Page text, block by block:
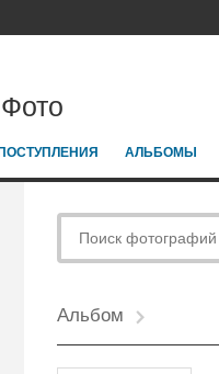
Фото
АЛЬБОМЫ
Альбом